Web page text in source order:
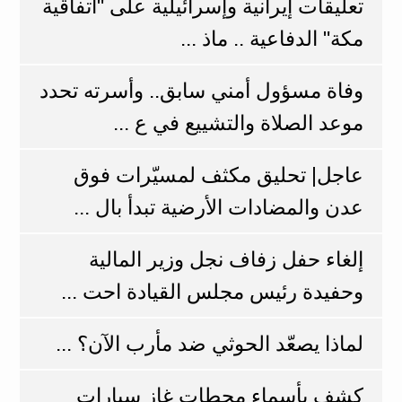
تعليقات إيرانية وإسرائيلية على "اتفاقية
مكة" الدفاعية .. ماذ ...
وفاة مسؤول أمني سابق.. وأسرته تحدد
موعد الصلاة والتشييع في ع ...
عاجل| تحليق مكثف لمسيّرات فوق
عدن والمضادات الأرضية تبدأ بال ...
إلغاء حفل زفاف نجل وزير المالية
وحفيدة رئيس مجلس القيادة احت ...
لماذا يصعّد الحوثي ضد مأرب الآن؟ ...
كشف بأسماء محطات غاز سيارات